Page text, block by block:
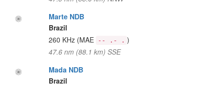
Marte NDB
Brazil
260 KHz (MAE -- .- . )
47.6 nm (88.1 km) SSE
Mada NDB
Brazil